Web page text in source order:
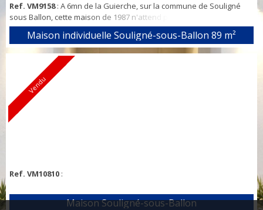
Ref. VM9158: A 6mn de la Guierche, sur la commune de Souligné
sous Ballon, cette maison de 1987 n'attend plus que vous pour la
mettre au goût du jour ! Beau potentiel pour une première
acquisition. Pavillon de plain-pied de 89m2 habitables comprenant
une belle pièce de vie de 39m2, un espace nuit desservant 3
chambres de 10,11 et 12m2 ainsi qu'une salle d'eau. Un garage
motorisé de 23m2 avec grenier...
Maison individuelle Souligné-sous-Ballon 89 m²
Vendu
Ref. VM10810 :
Maison Souligné-sous-Ballon